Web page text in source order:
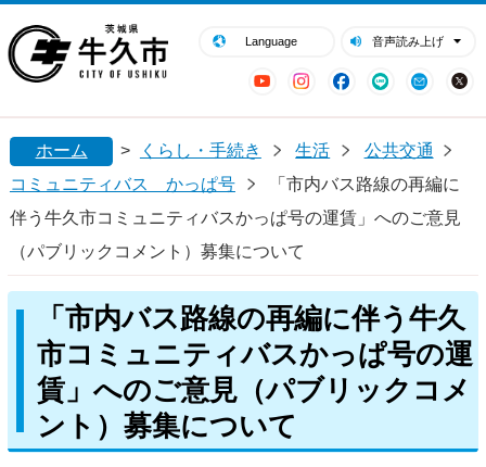
Language 音声読み上げ
YouTubeInstagram
Facebook
LINE Mail
閉じる
ホーム > くらし・手続き 生活
公共交通
コミュニティバス かっぱ号
「市内バス路線の再編に
伴う牛久市コミュニティバスかっぱ号の運賃」へのご意見
（パブリックコメント）募集について
「市内バス路線の再編に伴う牛久
市コミュニティバスかっぱ号の運
賃」へのご意見（パブリックコメ
ント）募集について